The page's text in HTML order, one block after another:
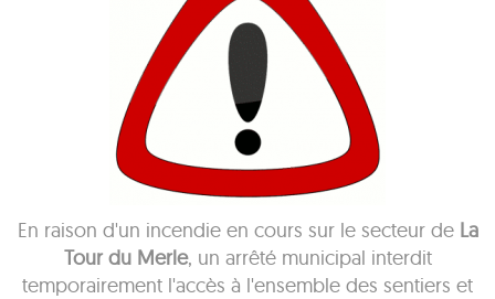
En raison d'un incendie en cours sur le secteur de La
Tour du Merle, un arrêté municipal interdit
temporairement l'accès à l'ensemble des sentiers et